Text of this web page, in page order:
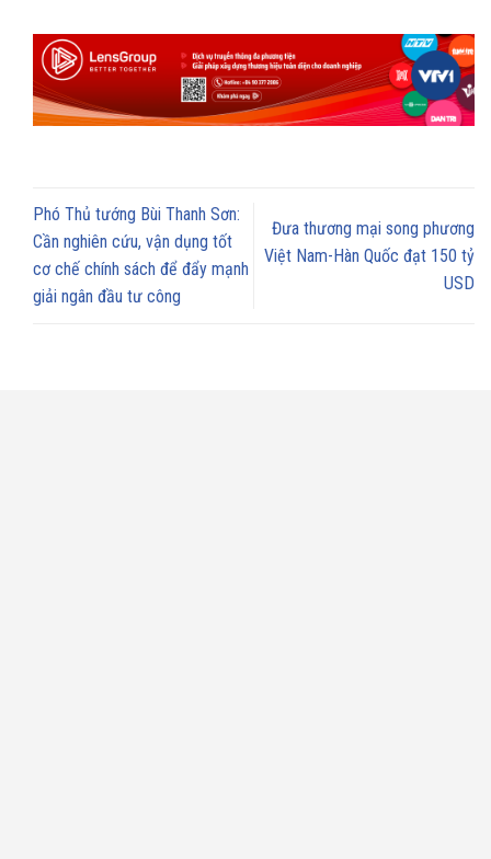
Phó Thủ tướng Bùi Thanh Sơn:
Cần nghiên cứu, vận dụng tốt
cơ chế chính sách để đẩy mạnh
giải ngân đầu tư công
Đưa thương mại song phương
Việt Nam-Hàn Quốc đạt 150 tỷ
USD